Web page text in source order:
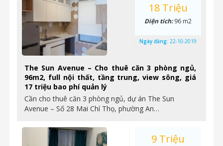
The Sun Avenue – Cho thuê căn 3 phòng ngủ,
96m2, full nội thất, tầng trung, view sông, giá
17 triệu bao phí quản lý
Cần cho thuê căn 3 phòng ngủ, dự án The Sun
Avenue – Số 28 Mai Chí Thọ, phường An…
18 Triệu
Diện tích:96 m2
Ngày đăng: 22-10-2019
9 Triệu